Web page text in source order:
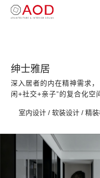
绅士雅居
深入居者的内在精神需求
闲+社交+亲子”的复合化空
室内设计 / 软装设计 / 精